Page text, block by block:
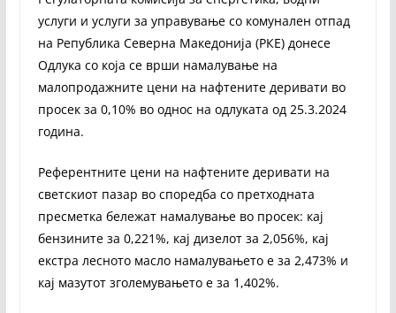
услуги и услуги за управување со комунален отпад
на Република Северна Македонија (РКЕ) донесе
Одлука со која се врши намалување на
малопродажните цени на нафтените деривати во
просек за 0,10% во однос на одлуката од 25.3.2024
година.
Референтните цени на нафтените деривати на
светскиот пазар во споредба со претходната
пресметка бележат намалување во просек: кај
бензините за 0,221%, кај дизелот за 2,056%, кај
екстра лесното масло намалувањето е за 2,473% и
кај мазутот зголемувањето е за 1,402%.